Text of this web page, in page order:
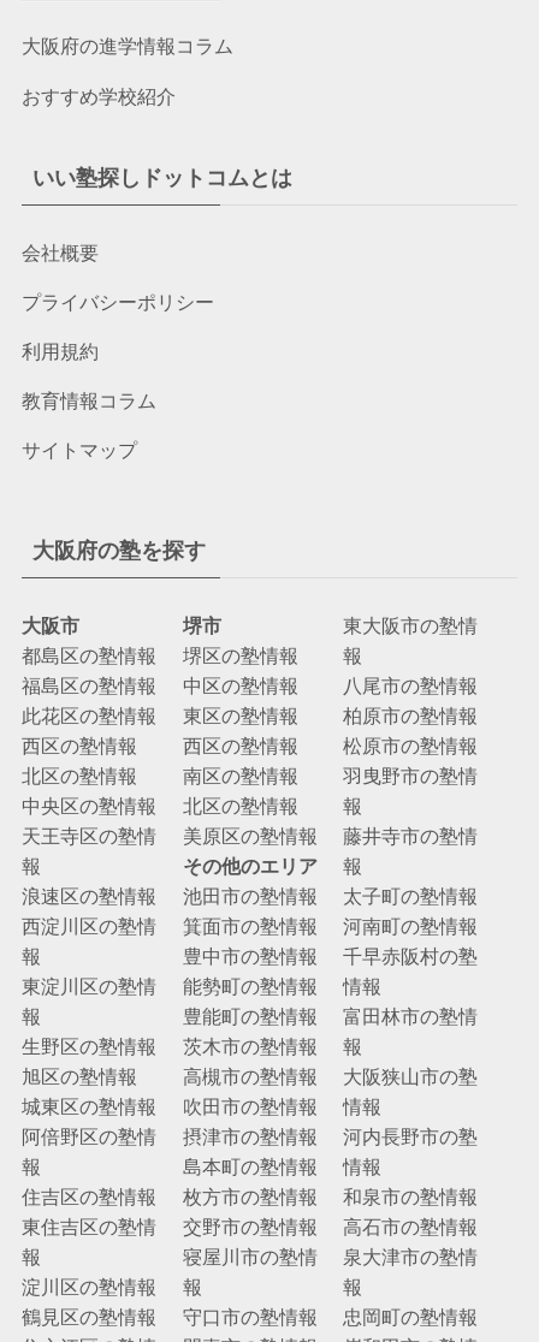
大阪府の進学情報コラム
おすすめ学校紹介
いい塾探しドットコムとは
会社概要
プライバシーポリシー
利用規約
教育情報コラム
サイトマップ
大阪府の塾を探す
大阪市
都島区の塾情報
福島区の塾情報
此花区の塾情報
西区の塾情報
北区の塾情報
中央区の塾情報
天王寺区の塾情
報
浪速区の塾情報
西淀川区の塾情
報
東淀川区の塾情
報
生野区の塾情報
旭区の塾情報
城東区の塾情報
阿倍野区の塾情
報
住吉区の塾情報
東住吉区の塾情
報
淀川区の塾情報
鶴見区の塾情報
堺市
堺区の塾情報
中区の塾情報
東区の塾情報
西区の塾情報
南区の塾情報
北区の塾情報
美原区の塾情報
その他のエリア
池田市の塾情報
箕面市の塾情報
豊中市の塾情報
能勢町の塾情報
豊能町の塾情報
茨木市の塾情報
高槻市の塾情報
吹田市の塾情報
摂津市の塾情報
島本町の塾情報
枚方市の塾情報
交野市の塾情報
寝屋川市の塾情
報
守口市の塾情報
東大阪市の塾情
報
八尾市の塾情報
柏原市の塾情報
松原市の塾情報
羽曳野市の塾情
報
藤井寺市の塾情
報
太子町の塾情報
河南町の塾情報
千早赤阪村の塾
情報
富田林市の塾情
報
大阪狭山市の塾
情報
河内長野市の塾
情報
和泉市の塾情報
高石市の塾情報
泉大津市の塾情
報
忠岡町の塾情報